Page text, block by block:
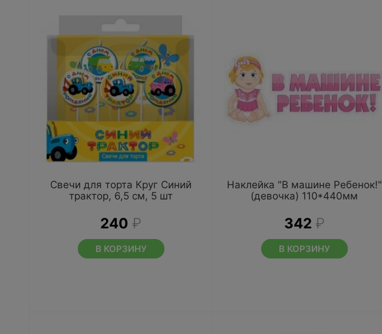
Свечи для торта Круг Синий
трактор, 6,5 см, 5 шт
240 ₽
В КОРЗИНУ
Наклейка "В машине Ребенок!"
(девочка) 110*440мм
342 ₽
В КОРЗИНУ